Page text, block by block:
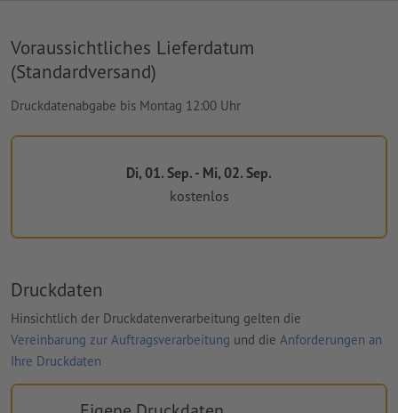
Voraussichtliches Lieferdatum
(Standardversand)
Druckdatenabgabe bis Montag 12:00 Uhr
Di, 01. Sep. - Mi, 02. Sep.
kostenlos
Druckdaten
Hinsichtlich der Druckdatenverarbeitung gelten die
Vereinbarung zur Auftragsverarbeitung und die Anforderungen an
Ihre Druckdaten